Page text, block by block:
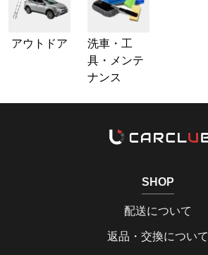
アウトドア
洗車・工
具・メンテ
ナンス
SHOP
配送について
返品・交換について